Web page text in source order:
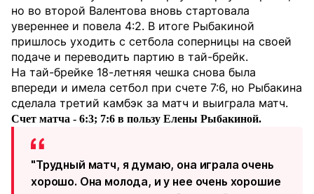
но во второй Валентова вновь стартовала
увереннее и повела 4:2. В итоге Рыбакиной
пришлось уходить с сетбола соперницы на своей
подаче и переводить партию в тай-брейк.
На тай-брейке 18-летняя чешка снова была
впереди и имела сетбол при счете 7:6, но Рыбакина
сделала третий камбэк за матч и выиграла матч.
Счет матча - 6:3; 7:6 в пользу Елены Рыбакиной.
"Трудный матч, я думаю, она играла очень
хорошо. Она молода, и у нее очень хорошие